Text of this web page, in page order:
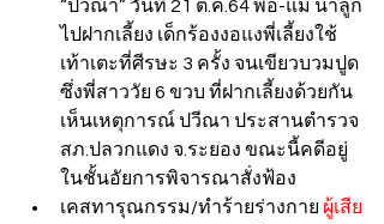
“ปวีณา” วันที่ 21 ต.ค.64 พ่อ-แม่ นำลูก
ไปฝากเลี้ยง เด็กร้องงอแงพี่เลี้ยงใช้
เท้าเตะที่ศีรษะ 3 ครั้ง จนเขียวบวมปูด
ซึ่งพี่สาววัย 6 ขวบ ที่ฝากเลี้ยงด้วยกัน
เห็นเหตุการณ์ ปวีณา ประสานตำรวจ
สภ.ปลวกแดง จ.ระยอง ขณะนี้คดีอยู่
ในชั้นอัยการพิจารณาสั่งฟ้อง
เคสทารุณกรรม/ทำร้ายร่างกาย ผู้เสีย